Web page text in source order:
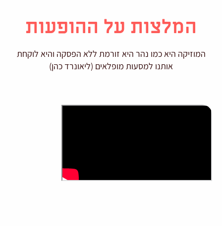
המלצות על ההופעות
המוזיקה היא כמו נהר היא זורמת ללא הפסקה והיא לוקחת
אותנו למסעות מופלאים (ליאונרד כהן)